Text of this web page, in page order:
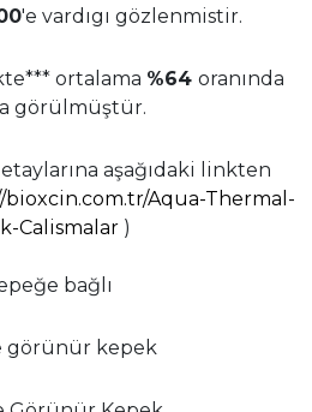
'e vardıgı gözlenmistir.
ortalama %64 oranında
görülmüştür.
aşağıdaki linkten
Aqua-Thermal-
Calismalar )
bağlı
görünür kepek